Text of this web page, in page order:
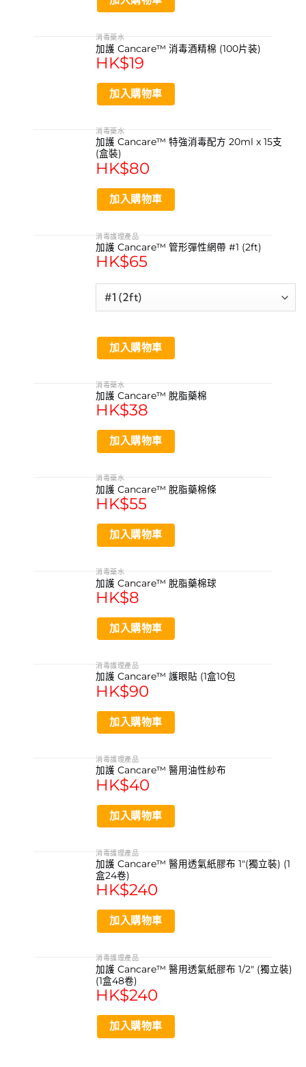
消毒藥水
加護 Cancare™ 消毒酒精棉 (100片装)
HK$19
加入購物車
消毒藥水
加護 Cancare™ 特強消毒配方 20ml x 15支
(盒裝)
HK$80
加入購物車
消毒護理產品
加護 Cancare™ 管形彈性網帶 #1 (2ft)
HK$65
加入購物車
消毒藥水
加護 Cancare™ 脫脂藥棉
HK$38
加入購物車
消毒藥水
加護 Cancare™ 脫脂藥棉條
HK$55
加入購物車
消毒藥水
加護 Cancare™ 脫脂藥棉球
HK$8
加入購物車
消毒護理產品
加護 Cancare™ 護眼貼 (1盒10包
HK$90
加入購物車
消毒護理產品
加護 Cancare™ 醫用油性紗布
HK$40
加入購物車
消毒護理產品
加護 Cancare™ 醫用透氣紙膠布 1″(獨立裝) (1
盒24卷)
HK$240
加入購物車
消毒護理產品
加護 Cancare™ 醫用透氣紙膠布 1/2″ (獨立裝)
(1盒48卷)
HK$240
加入購物車